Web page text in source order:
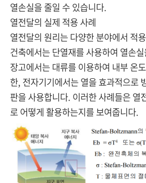
열손실을 줄일 수 있습니다.
열전달의 실제 적용 사례
열전달의 원리는 다양한 분야에서 적
건축에서는 단열재를 사용하여 열손
장고에서는 대류를 이용하여 내부 온
한, 전자기기에서는 열을 효과적으로
판을 사용합니다. 이러한 사례들은 열
로 어떻게 활용하는지를 보여줍니다.